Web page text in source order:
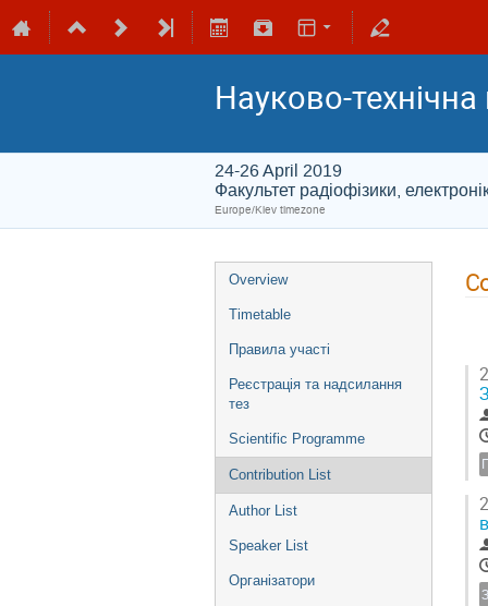
Науково-
24-26 April 2019
Факультет радіофізики,
Europe/Kiev timezone
Overview
Timetable
Правила участі
Реєстрація та надсилання
тез
Scientific Programme
Contribution List
Author List
Speaker List
Організатори